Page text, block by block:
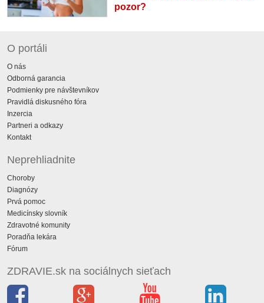
pozor?
O portáli
O nás
Odborná garancia
Podmienky pre návštevníkov
Pravidlá diskusného fóra
Inzercia
Partneri a odkazy
Kontakt
Neprehliadnite
Choroby
Diagnózy
Prvá pomoc
Medicínsky slovník
Zdravotné komunity
Poradňa lekára
Fórum
ZDRAVIE.sk na sociálnych sieťach